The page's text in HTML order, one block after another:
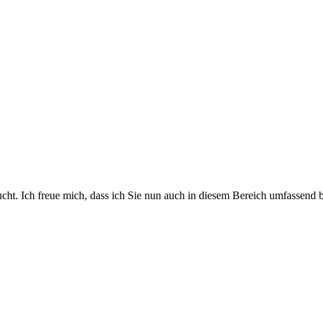
Ich freue mich, dass ich Sie nun auch in diesem Bereich umfassend